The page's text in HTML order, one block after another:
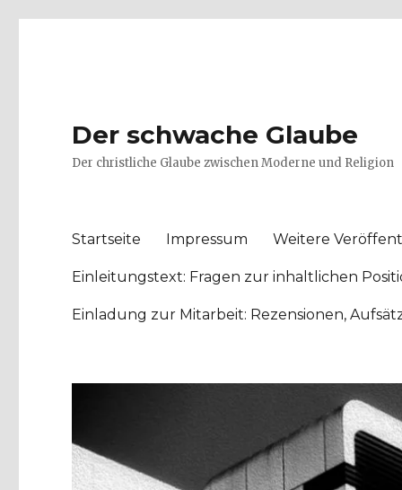
Der schwache Glaube
Der christliche Glaube zwischen Moderne und Religion
Startseite Impressum Weitere
Einleitungstext: Fragen zur inhaltlichen
Einladung zur Mitarbeit: Rezensionen,